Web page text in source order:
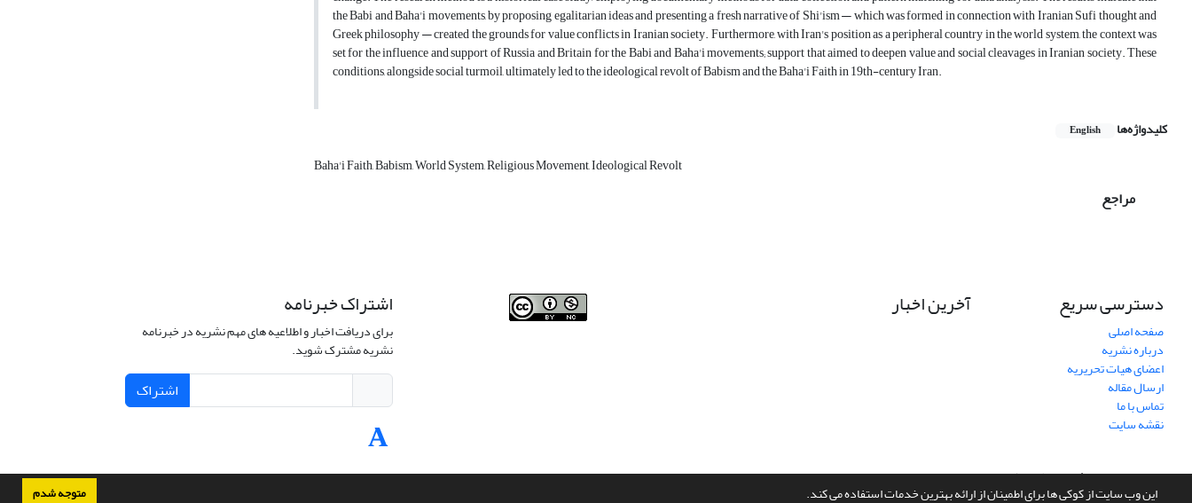
این وب سایت از کوکی ها برای اطمینان از ارائه بهترین خدمات استفاده می کند. متوجه شدم
the Babi and Baha'i movements, by proposing egalitarian ideas and presenting a fresh narrative of Shi'ism — which was formed in connection with Iranian Sufi thought and
Greek philosophy — created the grounds for value conflicts in Iranian society. Furthermore, with Iran's position as a peripheral country in the world system, the context was
set for the influence and support of Russia and Britain for the Babi and Baha'i movements; support that aimed to deepen value and social cleavages in Iranian society. These
conditions, alongside social turmoil, ultimately led to the ideological revolt of Babism and the Baha'i Faith in 19th-century Iran.
کلیدواژه‌ها English
Baha'i Faith, Babism, World System, Religious Movement, Ideological Revolt
مراجع
دسترسی سریع
صفحه اصلی
درباره نشریه
اعضای هیات تحریریه
ارسال مقاله
تماس با ما
نقشه سایت
آخرین اخبار اشتراک خبرنامه
برای دریافت اخبار و اطلاعیه های مهم نشریه در خبرنامه
نشریه مشترک شوید.
اشتراک
سامانه مدیریت نشریات علمی.طراحی و پیاده سازی ازسیناوب